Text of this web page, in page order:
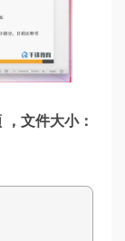
文件大小：